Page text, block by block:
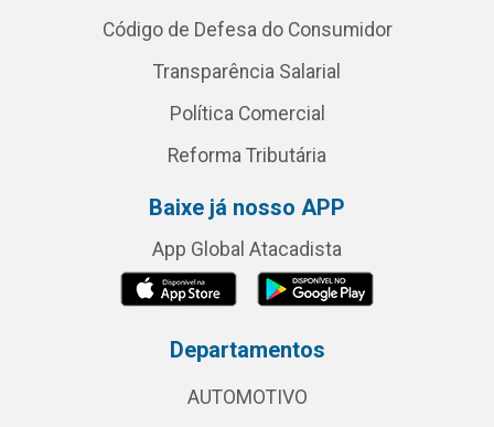
Código de Defesa do Consumidor
Transparência Salarial
Política Comercial
Reforma Tributária
Baixe já nosso APP
App Global Atacadista
Departamentos
AUTOMOTIVO